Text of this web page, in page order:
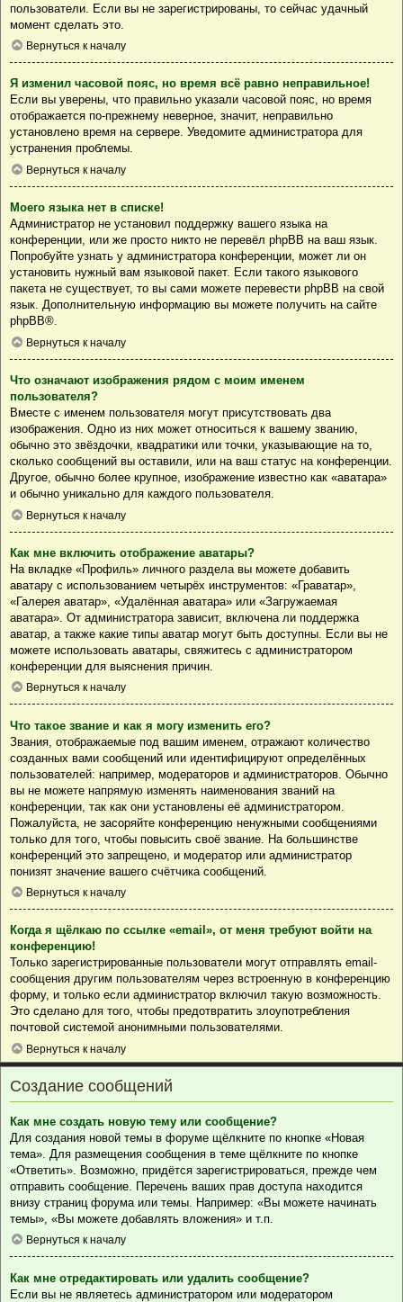
пользователи. Если вы не зарегистрированы, то сейчас удачный
момент сделать это.
Вернуться к началу
Я изменил часовой пояс, но время всё равно неправильное!
Если вы уверены, что правильно указали часовой пояс, но время
отображается по-прежнему неверное, значит, неправильно
установлено время на сервере. Уведомите администратора для
устранения проблемы.
Вернуться к началу
Моего языка нет в списке!
Администратор не установил поддержку вашего языка на
конференции, или же просто никто не перевёл phpBB на ваш язык.
Попробуйте узнать у администратора конференции, может ли он
установить нужный вам языковой пакет. Если такого языкового
пакета не существует, то вы сами можете перевести phpBB на свой
язык. Дополнительную информацию вы можете получить на сайте
phpBB®.
Вернуться к началу
Что означают изображения рядом с моим именем
пользователя?
Вместе с именем пользователя могут присутствовать два
изображения. Одно из них может относиться к вашему званию,
обычно это звёздочки, квадратики или точки, указывающие на то,
сколько сообщений вы оставили, или на ваш статус на конференции.
Другое, обычно более крупное, изображение известно как «аватара»
и обычно уникально для каждого пользователя.
Вернуться к началу
Как мне включить отображение аватары?
На вкладке «Профиль» личного раздела вы можете добавить
аватару с использованием четырёх инструментов: «Граватар»,
«Галерея аватар», «Удалённая аватара» или «Загружаемая
аватара». От администратора зависит, включена ли поддержка
аватар, а также какие типы аватар могут быть доступны. Если вы не
можете использовать аватары, свяжитесь с администратором
конференции для выяснения причин.
Вернуться к началу
Что такое звание и как я могу изменить его?
Звания, отображаемые под вашим именем, отражают количество
созданных вами сообщений или идентифицируют определённых
пользователей: например, модераторов и администраторов. Обычно
вы не можете напрямую изменять наименования званий на
конференции, так как они установлены её администратором.
Пожалуйста, не засоряйте конференцию ненужными сообщениями
только для того, чтобы повысить своё звание. На большинстве
конференций это запрещено, и модератор или администратор
понизят значение вашего счётчика сообщений.
Вернуться к началу
Когда я щёлкаю по ссылке «email», от меня требуют войти на
конференцию!
Только зарегистрированные пользователи могут отправлять email-
сообщения другим пользователям через встроенную в конференцию
форму, и только если администратор включил такую возможность.
Это сделано для того, чтобы предотвратить злоупотребления
почтовой системой анонимными пользователями.
Вернуться к началу
Создание сообщений
Как мне создать новую тему или сообщение?
Для создания новой темы в форуме щёлкните по кнопке «Новая
тема». Для размещения сообщения в теме щёлкните по кнопке
«Ответить». Возможно, придётся зарегистрироваться, прежде чем
отправить сообщение. Перечень ваших прав доступа находится
внизу страниц форума или темы. Например: «Вы можете начинать
темы», «Вы можете добавлять вложения» и т.п.
Вернуться к началу
Как мне отредактировать или удалить сообщение?
Если вы не являетесь администратором или модератором